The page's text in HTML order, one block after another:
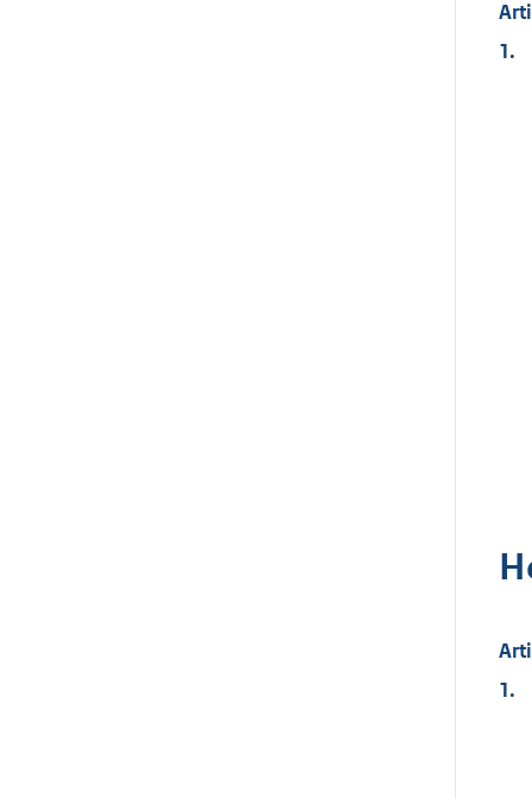
1.
1.